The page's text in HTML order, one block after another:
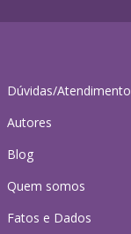
Dúvidas/Atendimento
Autores
Blog
Quem somos
Fatos e Dados